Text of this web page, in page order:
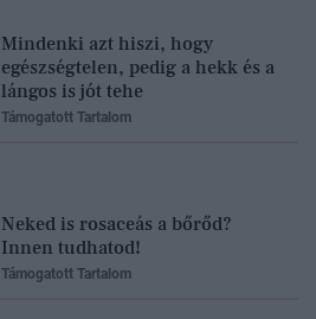
Mindenki azt hiszi, hogy
egészségtelen, pedig a hekk és a
lángos is jót tehe
Támogatott Tartalom
Neked is rosaceás a bőrőd?
Innen tudhatod!
Támogatott Tartalom